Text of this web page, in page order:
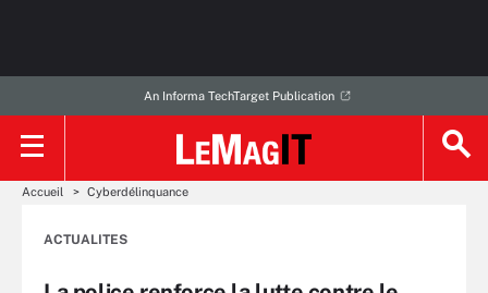
An Informa TechTarget Publication
Accueil Cyberdélinquance
ACTUALITES